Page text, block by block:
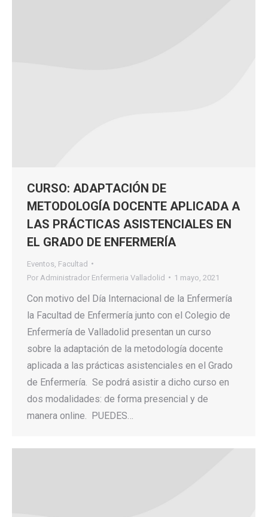
CURSO: ADAPTACIÓN DE
METODOLOGÍA DOCENTE APLICADA A
LAS PRÁCTICAS ASISTENCIALES EN
EL GRADO DE ENFERMERÍA
Eventos Facultad
Por Administrador Enfermeria Valladolid 1 mayo, 2021
Con motivo del Día Internacional de la Enfermería
la Facultad de Enfermería junto con el Colegio de
Enfermería de Valladolid presentan un curso
sobre la adaptación de la metodología docente
aplicada a las prácticas asistenciales en el Grado
de Enfermería. Se podrá asistir a dicho curso en
dos modalidades: de forma presencial y de
manera online. PUEDES…